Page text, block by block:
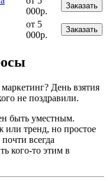
000р.
Заказать
от 5
000р.
Заказать
День взятия
не поздравили.
быть уместным.
или тренд, но простое
всегда
кого-то этим в